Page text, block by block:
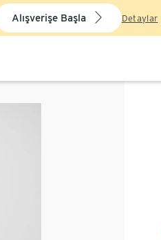
Alışverişe Başla Detaylar